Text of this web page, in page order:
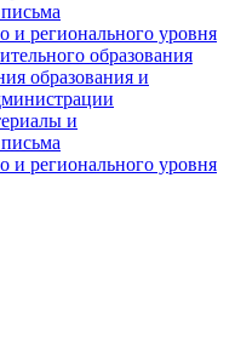
и регионального уровня
образования
образования и
и
и регионального уровня